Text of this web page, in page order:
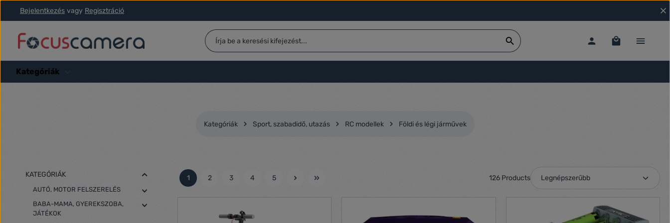
a fő tartalomra
Ugrás a kereséshez
Ugrás a fő navigációhoz
Bejelentkezés vagy Regisztráció
Kategóriák
Kategóriák Sport, szabadidő, utazás RC modellek Földi és légi járművek
KATEGÓRIÁK
AUTÓ, MOTOR FELSZERELÉS
BABA-MAMA, GYEREKSZOBA,
JÁTÉKOK
Oldal
1
Oldal
2
Oldal
3
Oldal
4
Oldal
5 126 Products